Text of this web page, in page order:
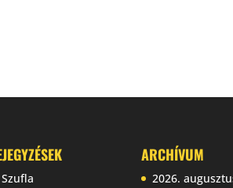
ARCHÍVUM
2026.